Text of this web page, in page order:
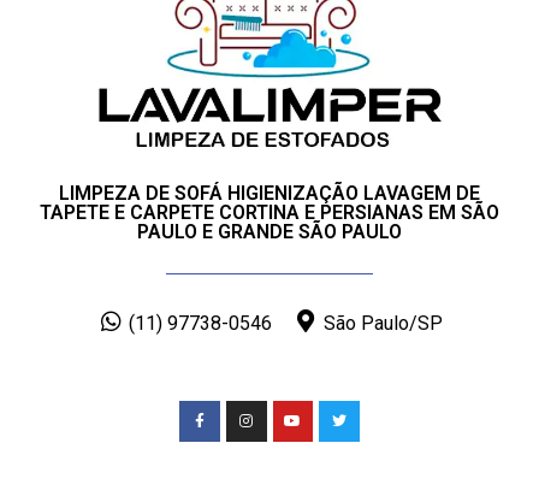
LIMPEZA DE SOFÁ HIGIENIZAÇÃO LAVAGEM DE
TAPETE E CARPETE CORTINA E PERSIANAS EM SÃO
PAULO E GRANDE SÃO PAULO
(11) 97738-0546 São Paulo/SP